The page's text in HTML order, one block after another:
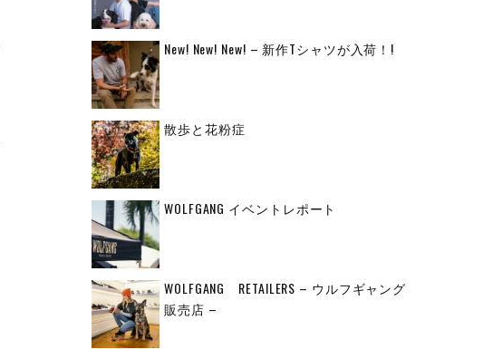
New! New! New! – 新作Tシャツが入荷！!
散歩と花粉症
WOLFGANG イベントレポート
WOLFGANG RETAILERS – ウルフギャング
販売店 –